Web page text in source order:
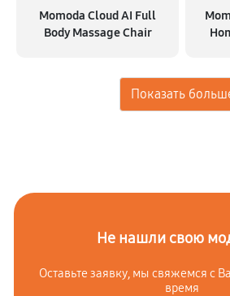
Momoda Cloud AI Full
Body Massage Chair
Не нашли свою
Оставьте заявку, мы свяжемся с
время